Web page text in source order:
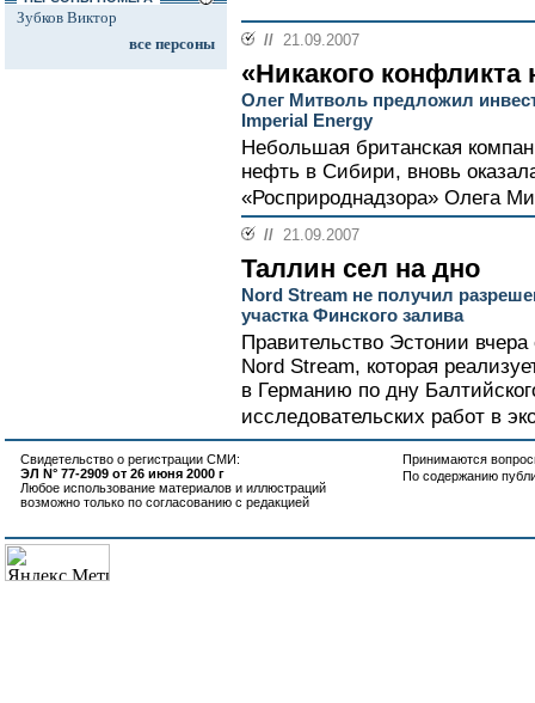
Зубков Виктор
все персоны
// 21.09.2007
«Никакого конфликта
Олег Митволь предложил
Imperial Energy
Небольшая британская
нефть в Сибири, вновь
«Росприроднадзора» Олега
// 21.09.2007
Таллин сел на дно
Nord Stream не получил
участка Финского залива
Правительство Эстонии
Nord Stream, которая
в Германию по дну
исследовательских работ в
Свидетельство о регистрации СМИ:
ЭЛ N° 77-2909 от 26 июня 2000 г
Любое использование материалов и иллюстраций
возможно только по согласованию с редакцией
Принимаются
По содержанию